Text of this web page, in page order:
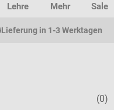
Lehre Mehr Sale
Lieferung in 1-3 Werktagen
(0)